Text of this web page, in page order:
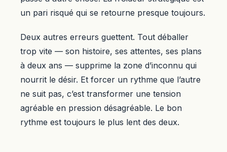
un pari risqué qui se retourne presque toujours.
Deux autres erreurs guettent. Tout déballer
trop vite — son histoire, ses attentes, ses plans
à deux ans — supprime la zone d’inconnu qui
nourrit le désir. Et forcer un rythme que l’autre
ne suit pas, c’est transformer une tension
agréable en pression désagréable. Le bon
rythme est toujours le plus lent des deux.